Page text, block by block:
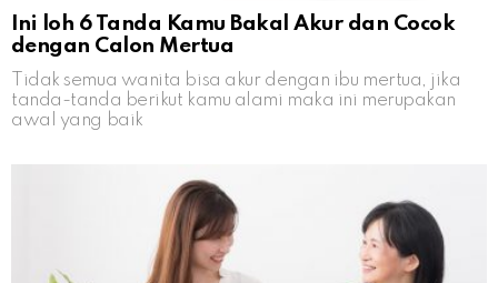
Ini loh 6 Tanda Kamu Bakal Akur dan Cocok
dengan Calon Mertua
Tidak semua wanita bisa akur dengan ibu mertua, jika
tanda-tanda berikut kamu alami maka ini merupakan
awal yang baik